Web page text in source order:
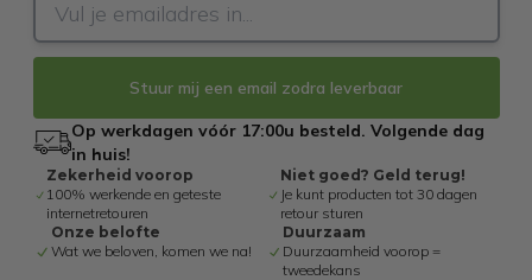
Stuur mij een email zodra leverbaar
Op werkdagen vóór 17:00u besteld. Volgende dag
in huis!
Zekerheid voorop
100% werkende en geteste
internetretouren
Niet goed? Geld terug!
Je kunt producten tot 30 dagen
retour sturen
Onze belofte
Wat we beloven, komen we na!
Duurzaam
Duurzaamheid voorop =
tweedekans